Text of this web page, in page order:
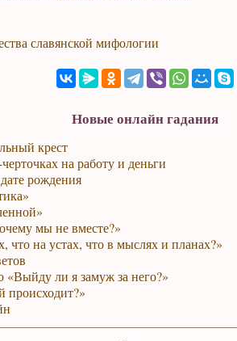
славянской мифологии
Новые онлайн гадания
крест
на работу и деньги
рождения
мы не вместе?»
что на устах, что в мыслях и планах?»
ли я замуж за него?»
происходит?»